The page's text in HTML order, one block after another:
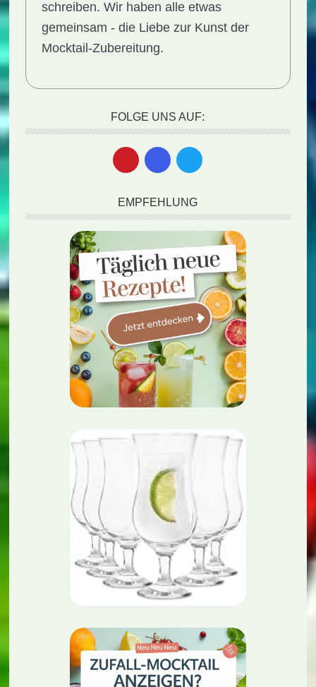
schreiben. Wir haben alle etwas
gemeinsam - die Liebe zur Kunst der
Mocktail-Zubereitung.
FOLGE UNS AUF:
EMPFEHLUNG